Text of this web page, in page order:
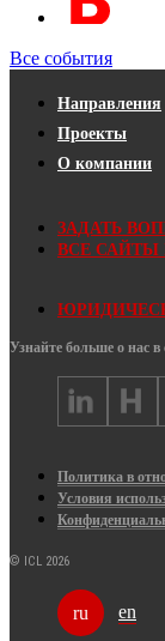
Все события
Направления
Проекты
О компании
ЗАДАТЬ
ВСЕ САЙТЫ
Узнайте больше о нас
Политика в
Условия
© ICL 2026
ru en